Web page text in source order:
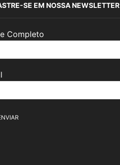
SE EM NOSSA NEWSLETTER
Completo